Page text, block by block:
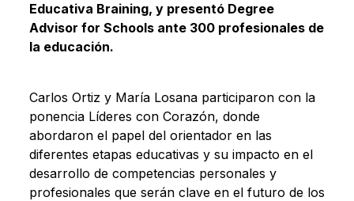
Educativa Braining, y presentó Degree
Advisor for Schools ante 300 profesionales de
la educación.
Carlos Ortiz y María Losana participaron con la
ponencia Líderes con Corazón, donde
abordaron el papel del orientador en las
diferentes etapas educativas y su impacto en el
desarrollo de competencias personales y
profesionales que serán clave en el futuro de los